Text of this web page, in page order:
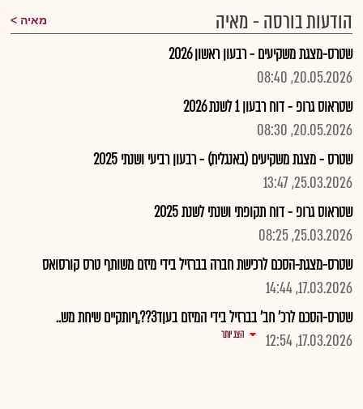
הודעות בורסה - מאיה מאיה
שטרס-מצגת משקיעים - רבעון ראשון 2026
20.05.2026, 08:40
שטראוס גרופ - דוח רבעון 1 לשנת 2026
20.05.2026, 08:30
שטרס - מצגת משקיעים (באנגלית) - רבעון רביעי ושנתי 2025
25.03.2026, 13:47
שטראוס גרופ - דוח תקופתי ושנתי לשנת 2025
25.03.2026, 08:25
שטרס-מצגת-הסכם לרכישת חברה בברזיל בידי מיזם משותף טרס קורסואס
17.03.2026, 14:44
שטרס-הסכם לרכ' חב' בברזיל בידי המיזם בעןד3??,ףותקיים שיחת מש..
17.03.2026, 12:54
הצג יותר